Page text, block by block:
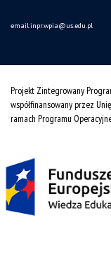
email:inpr.wpia@us.edu.pl
Projekt Zintegrowany
współfinansowany przez
ramach Programu